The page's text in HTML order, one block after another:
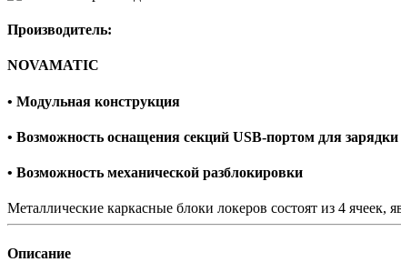
Производитель:
NOVAMATIC
• Модульная конструкция
• Возможность оснащения секций USB-портом для зарядки
• Возможность механической разблокировки
Металлические каркасные блоки локеров состоят из 4
Описание